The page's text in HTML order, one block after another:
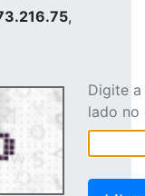
,
Digite
lado no